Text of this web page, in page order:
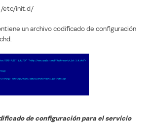
/etc/init.d/
un archivo codificado de configuración
de configuración para el servicio